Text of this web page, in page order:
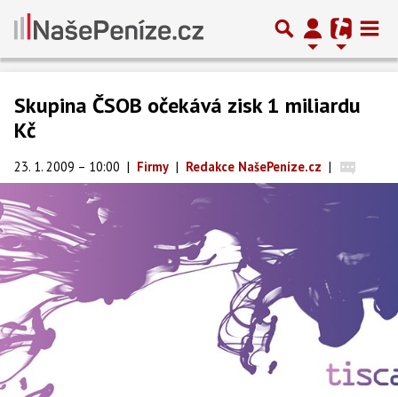
Skupina ČSOB očekává zisk 1 miliardu
Kč
23. 1. 2009 – 10:00 | Firmy | Redakce NašePeníze.cz |